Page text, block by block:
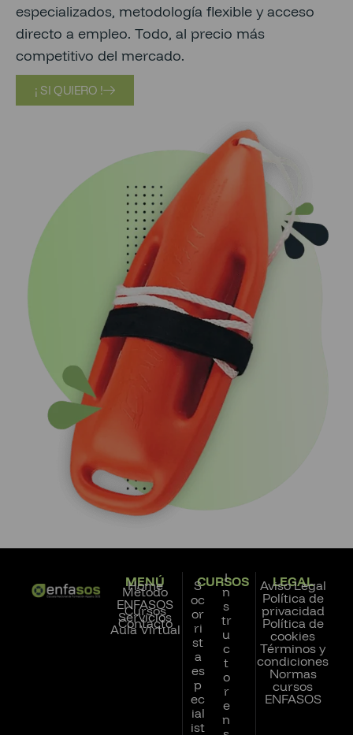
especializados, metodología flexible y acceso
directo a empleo. Todo, al precio más
competitivo del mercado.
¡ SI QUIERO !
MENÚ
Home
Método
ENFASOS
Cursos
Servicios
Contacto
Aula Virtual
CURSOS
S
oc
or
ri
st
a
es
p
ec
ial
ist
I
n
s
tr
u
c
t
o
r
e
n
LEGAL
Aviso Legal
Política de
privacidad
Política de
cookies
Términos y
condiciones
Normas
cursos
ENFASOS